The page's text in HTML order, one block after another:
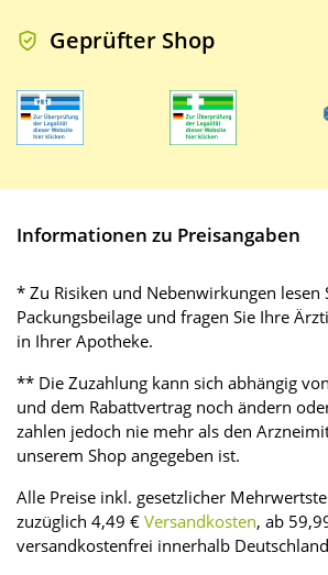
Geprüfter Shop
Informationen zu Preisangaben
* Zu Risiken und Nebenwirkungen lesen
Packungsbeilage und fragen Sie Ihre
in Ihrer Apotheke.
** Die Zuzahlung kann sich abhängig
und dem Rabattvertrag noch ändern
zahlen jedoch nie mehr als den
unserem Shop angegeben ist.
Alle Preise inkl. gesetzlicher
zuzüglich 4,49 € Versandkosten, ab
versandkostenfrei innerhalb